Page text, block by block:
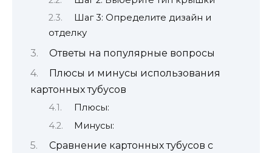
Шаг 3: Определите дизайн и
отделку
Ответы на популярные вопросы
Плюсы и минусы использования
картонных тубусов
Плюсы:
Минусы:
Сравнение картонных тубусов с